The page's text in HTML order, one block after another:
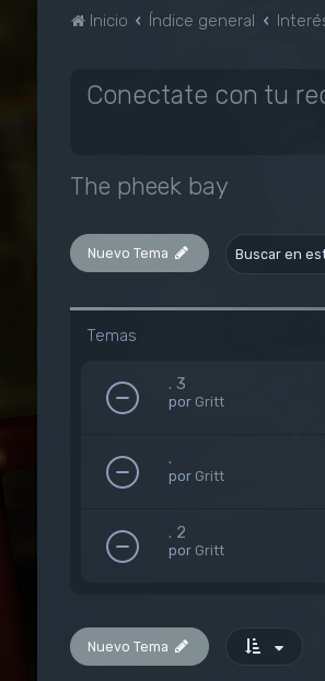
Inicio Índice general
Conectate con tu
The pheek bay
Nuevo Tema
Temas
. 3
por Gritt
.
por Gritt
. 2
por Gritt
Nuevo Tema